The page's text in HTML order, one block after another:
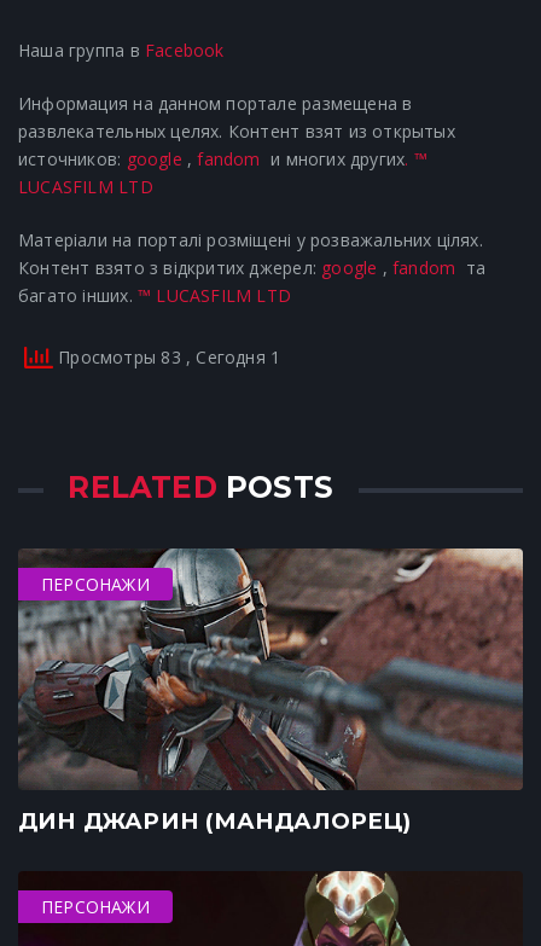
Наша группа в Facebook
Информация на данном портале размещена в
развлекательных целях. Контент взят из открытых
источников: google ,fandom и многих других. ™
LUCASFILM LTD
Матеріали на порталі розміщені у розважальних цілях.
Контент взято з відкритих джерел: google ,fandom та
багато інших. ™ LUCASFILM LTD
Просмотры 83 , Сегодня 1
RELATED POSTS
ПЕРСОНАЖИ
ДИН ДЖАРИН (МАНДАЛОРЕЦ)
ПЕРСОНАЖИ